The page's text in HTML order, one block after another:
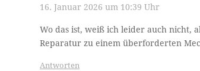
16. Januar 2026 um 10:39 Uhr
Wo das ist, weiß ich leider auch nicht,
Reparatur zu einem überforderten
Antworten